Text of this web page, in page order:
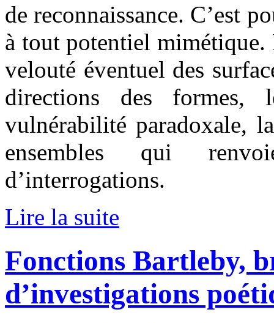
de reconnaissance. C’est
à tout potentiel mimétique.
velouté éventuel des
directions des
vulnérabilité paradoxale,
ensembles qui
d’interrogations.
Lire la suite
Fonctions Bartleby,
d’investigations